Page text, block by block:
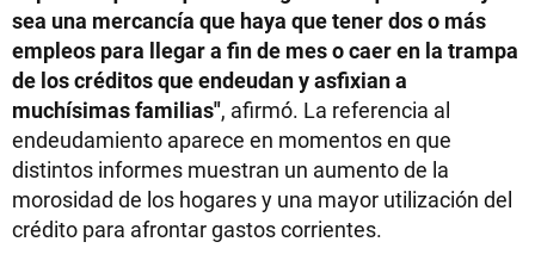
sea una mercancía que haya que tener dos o más
empleos para llegar a fin de mes o caer en la trampa
de los créditos que endeudan y asfixian a
muchísimas familias", afirmó. La referencia al
endeudamiento aparece en momentos en que
distintos informes muestran un aumento de la
morosidad de los hogares y una mayor utilización del
crédito para afrontar gastos corrientes.